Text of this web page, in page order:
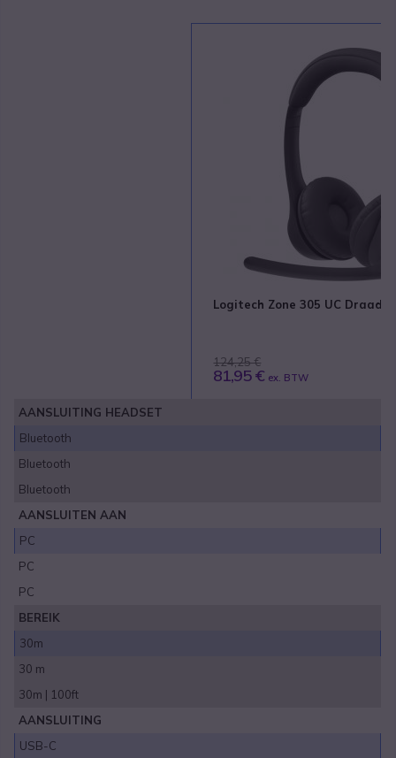
Logitech Zone 305 UC
124,25 €
81,95 € ex. BTW
AANSLUITING HEADSET
Bluetooth
Bluetooth
Bluetooth
AANSLUITEN AAN
PC
PC
PC
BEREIK
30m
30 m
30m | 100ft
AANSLUITING
USB-C